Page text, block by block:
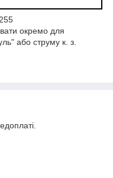
окремо для
або струму к. з.